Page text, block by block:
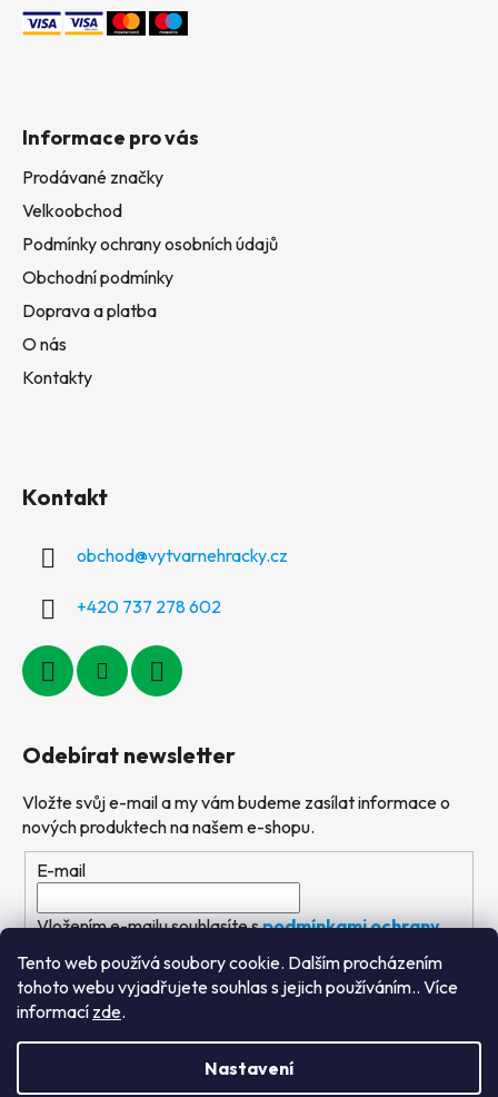
Tento web používá soubory cookie. Dalším procházením
tohoto webu vyjadřujete souhlas s jejich používáním.. Více
informací zde.
Nastavení
Informace pro vás
Prodávané značky
Velkoobchod
Podmínky ochrany osobních údajů
Obchodní podmínky
Doprava a platba
O nás
Kontakty
Kontakt
obchod@vytvarnehracky.cz
+420 737 278 602
Odebírat newsletter
Vložte svůj e-mail a my vám budeme zasílat informace o
nových produktech na našem e-shopu.
E-mail
Vložením e-mailu souhlasíte spodmínkami ochrany
osobních údajů
PŘIHLÁSIT SE